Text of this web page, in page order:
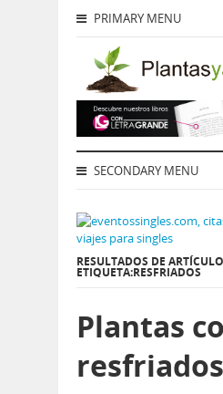
PRIMARY MENU
SECONDARY MENU
RESULTADOS DE
ETIQUETA:RESFRIADOS
Plantas
resfriados